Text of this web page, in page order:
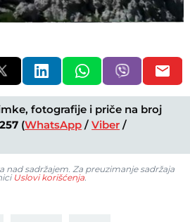
fotografije i priče na broj
(WhatsApp /Viber /
nad sadržajem. Za preuzimanje sadržaja
Uslovi korišćenja.